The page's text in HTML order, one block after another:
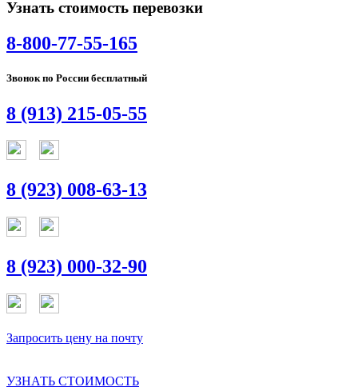
Узнать стоимость перевозки
8-800-77-55-165
Звонок по России бесплатный
8 (913) 215-05-55
8 (923) 008-63-13
8 (923) 000-32-90
Запросить цену на почту
УЗНАТЬ СТОИМОСТЬ